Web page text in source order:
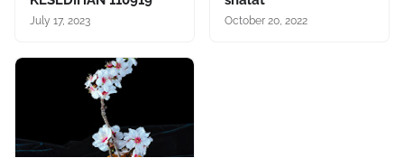
July 17, 2023 October 20, 2022